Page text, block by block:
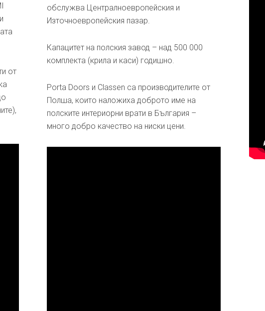
от
обслужва Централноевропейския и
Източноевропейския пазар.
Капацитет на полския завод – над 500 000
комплекта (крила и каси) годишно.
Porta Doors и Classen са производителите от
Полша, които наложиха доброто име на
полските интериорни врати в България –
много добро качество на ниски цени.